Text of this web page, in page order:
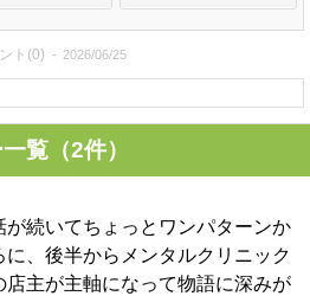
ト(0) 2026/06/25
覧（2件）
が続いてちょっとワンパターンか
に、後半からメンタルクリニック
店主が主軸になって物語に深みが